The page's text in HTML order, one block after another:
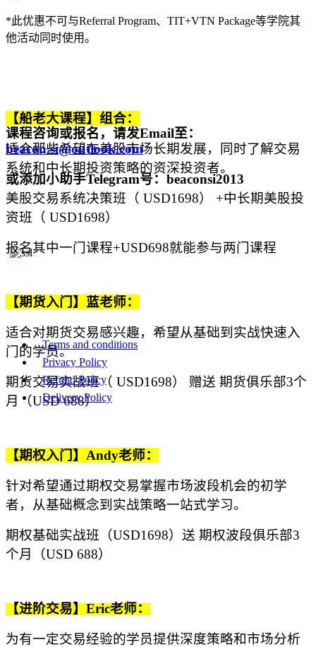
*此优惠不可与Referral Program、 TIT+VTN Package等学院其
他活动同时使用。
【船老大课程】组合：
适合那些希望在美股市场长期发展，同时了解交易
系统和中长期投资策略的资深投资者。
美股交易系统决策班（ USD1698） +中长期美股投
资班（ USD1698）
报名其中一门课程+USD698就能参与两门课程
【期货入门 】 蓝老师：
适合对期货交易感兴趣，希望从基础到实战快速入
门的学员。
期货交易实战班（ USD1698） 赠送 期货俱乐部3个
月（USD 688）
【期权入门】Andy老师：
针对希望通过期权交易掌握市场波段机会的初学
者，从基础概念到实战策略一站式学习。
期权基础实战班（USD1698）送 期权波段俱乐部3
个月（USD 688）
【进阶交易】Eric老师：
为有一定交易经验的学员提供深度策略和市场分析
课程咨询或报名，请发Email至：
beacon.si@outlook.com
或添加小助手Telegram号：beaconsi2013
Terms and conditions
Privacy Policy
Refund Policy
Delivery Policy